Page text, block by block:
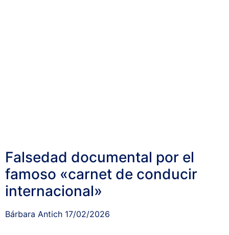
Falsedad documental por el
famoso «carnet de conducir
internacional»
Bárbara Antich 17/02/2026